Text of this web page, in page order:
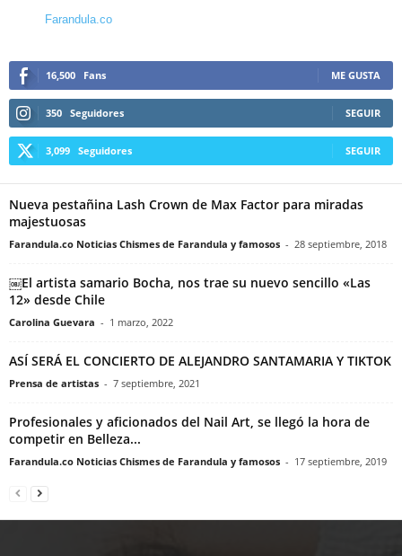
Farandula.co
16,500 Fans ME GUSTA
350 Seguidores SEGUIR
3,099 Seguidores SEGUIR
Nueva pestañina Lash Crown de Max Factor para miradas
majestuosas
Farandula.co Noticias Chismes de Farandula y famosos - 28 septiembre, 2018
￼El artista samario Bocha, nos trae su nuevo sencillo «Las
12» desde Chile
Carolina Guevara - 1 marzo, 2022
ASÍ SERÁ EL CONCIERTO DE ALEJANDRO SANTAMARIA Y TIKTOK
Prensa de artistas - 7 septiembre, 2021
Profesionales y aficionados del Nail Art, se llegó la hora de
competir en Belleza...
Farandula.co Noticias Chismes de Farandula y famosos - 17 septiembre, 2019